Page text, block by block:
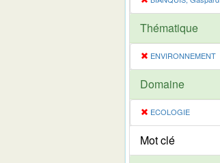
Thématique
ENVIRONNEMENT
Domaine
ECOLOGIE
Mot clé